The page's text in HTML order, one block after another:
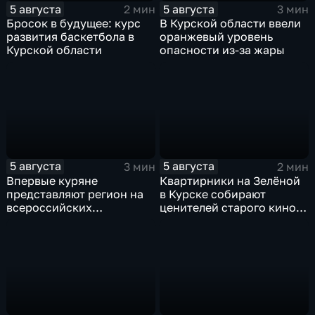
5 августа
2 мин
Бросок в будущее: курс
развития баскетбола в
Курской области
5 августа
3 мин
В Курской области ввели
оранжевый уровень
опасности из-за жары
5 августа
3 мин
Впервые куряне
представляют регион на
всероссийских
5 августа
2 мин
Квартирники на Зелёной
в Курске собирают
ценителей старого кино